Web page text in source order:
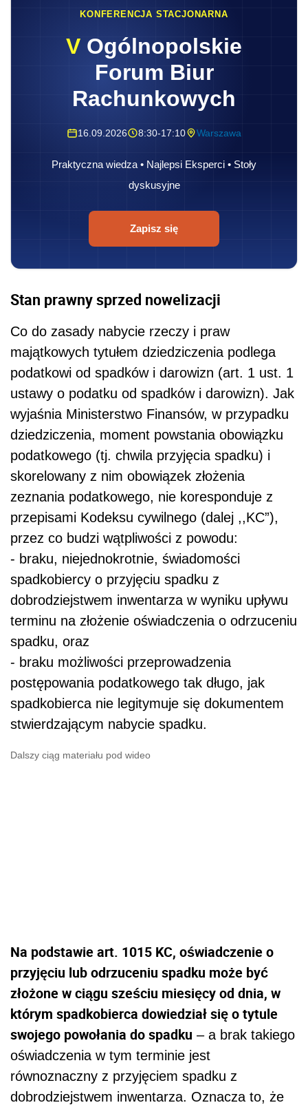
KONFERENCJA STACJONARNA
V Ogólnopolskie
Forum Biur
Rachunkowych
16.09.2026 8:30-17:10 Warszawa
Praktyczna wiedza • Najlepsi Eksperci • Stoły
dyskusyjne
Zapisz się
Stan prawny sprzed nowelizacji
Co do zasady nabycie rzeczy i praw
majątkowych tytułem dziedziczenia podlega
podatkowi od spadków i darowizn (art. 1 ust. 1
ustawy o podatku od spadków i darowizn). Jak
wyjaśnia Ministerstwo Finansów, w przypadku
dziedziczenia, moment powstania obowiązku
podatkowego (tj. chwila przyjęcia spadku) i
skorelowany z nim obowiązek złożenia
zeznania podatkowego, nie koresponduje z
przepisami Kodeksu cywilnego (dalej ,,KC”),
przez co budzi wątpliwości z powodu:
- braku, niejednokrotnie, świadomości
spadkobiercy o przyjęciu spadku z
dobrodziejstwem inwentarza w wyniku upływu
terminu na złożenie oświadczenia o odrzuceniu
spadku, oraz
- braku możliwości przeprowadzenia
postępowania podatkowego tak długo, jak
spadkobierca nie legitymuje się dokumentem
stwierdzającym nabycie spadku.
Dalszy ciąg materiału pod wideo
Na podstawie art. 1015 KC, oświadczenie o
przyjęciu lub odrzuceniu spadku może być
złożone w ciągu sześciu miesięcy od dnia, w
którym spadkobierca dowiedział się o tytule
swojego powołania do spadku – a brak takiego
oświadczenia w tym terminie jest
równoznaczny z przyjęciem spadku z
dobrodziejstwem inwentarza. Oznacza to, że